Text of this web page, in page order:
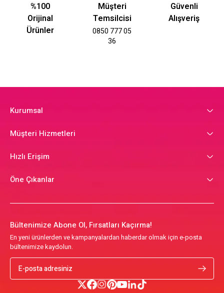
%100
Orijinal
Ürünler
Müşteri
Temsilcisi
0850 777 05
36
Güvenli
Alışveriş
Kurumsal
Müşteri Hizmetleri
Hızlı Erişim
Öne Çıkanlar
Bültenimize Abone Ol, Fırsatları Kaçırma!
En yeni ürünlerden ve kampanyalardan haberdar olmak için e-posta
bültenimize kaydolun.